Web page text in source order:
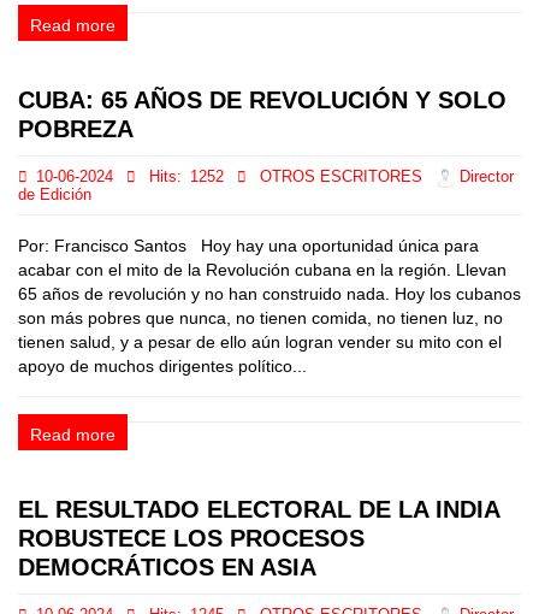
Read more
CUBA: 65 AÑOS DE REVOLUCIÓN Y SOLO
POBREZA
10-06-2024 Hits: 1252 OTROS ESCRITORES
Director
de Edición
Por: Francisco Santos Hoy hay una oportunidad única para
acabar con el mito de la Revolución cubana en la región. Llevan
65 años de revolución y no han construido nada. Hoy los cubanos
son más pobres que nunca, no tienen comida, no tienen luz, no
tienen salud, y a pesar de ello aún logran vender su mito con el
apoyo de muchos dirigentes político...
Read more
EL RESULTADO ELECTORAL DE LA INDIA
ROBUSTECE LOS PROCESOS
DEMOCRÁTICOS EN ASIA